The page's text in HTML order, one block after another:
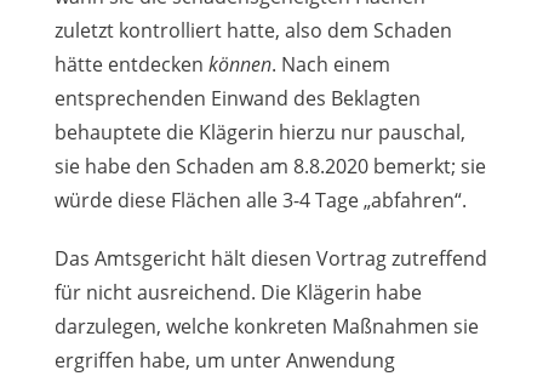
zuletzt kontrolliert hatte, also dem Schaden
hätte entdecken können. Nach einem
entsprechenden Einwand des Beklagten
behauptete die Klägerin hierzu nur pauschal,
sie habe den Schaden am 8.8.2020 bemerkt; sie
würde diese Flächen alle 3-4 Tage „abfahren“.
Das Amtsgericht hält diesen Vortrag zutreffend
für nicht ausreichend. Die Klägerin habe
darzulegen, welche konkreten Maßnahmen sie
ergriffen habe, um unter Anwendung